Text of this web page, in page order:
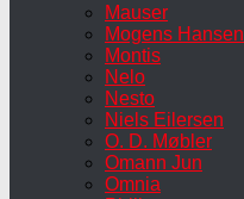
Mauser
Mogens Hansen
Montis
Nelo
Nesto
Niels Eilersen
O. D. Møbler
Omann Jun
Omnia